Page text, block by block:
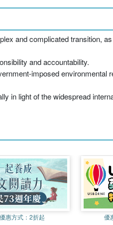
and complicated transition,
and accountability.
imposed environmental
in light of the widespread
優惠方式：2折起 優